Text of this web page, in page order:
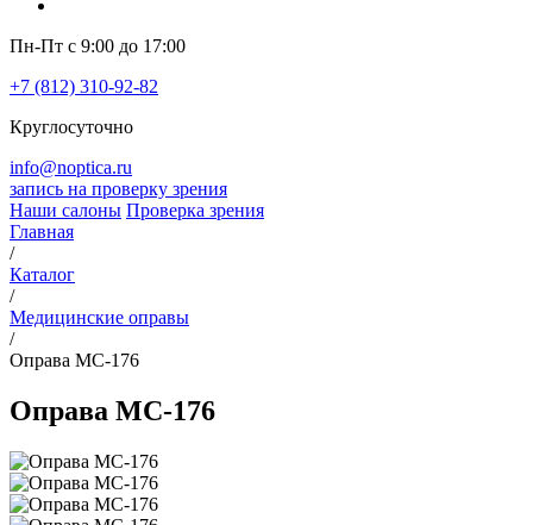
Пн-Пт с 9:00 до 17:00
+7 (812) 310-92-82
Круглосуточно
info@noptica.ru
запись на проверку зрения
Наши салоны Проверка зрения
Главная
/
Каталог
/
Медицинские оправы
/
Оправа MC-176
Оправа MC-176